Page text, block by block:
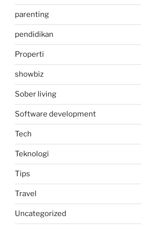
parenting
pendidikan
Properti
showbiz
Sober living
Software development
Tech
Teknologi
Tips
Travel
Uncategorized